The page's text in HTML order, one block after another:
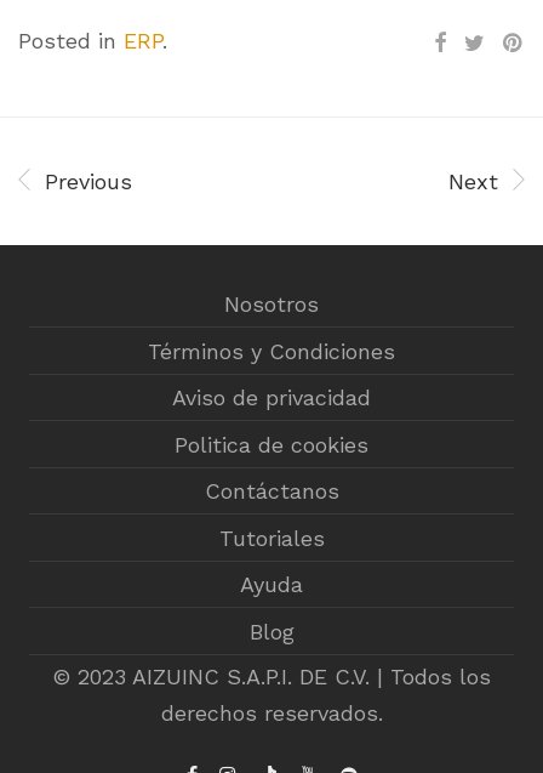
Posted in ERP.
Previous Next
Nosotros
Términos y Condiciones
Aviso de privacidad
Politica de cookies
Contáctanos
Tutoriales
Ayuda
Blog
© 2023 AIZUINC S.A.P.I. DE C.V. | Todos los
derechos reservados.